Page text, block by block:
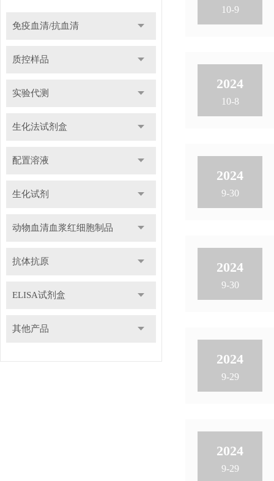
免疫血清/抗血清
质控样品
实验代测
生化法试剂盒
配置溶液
生化试剂
动物血清血浆红细胞制品
抗体抗原
ELISA试剂盒
其他产品
10-9
2024
10-8
2024
9-30
2024
9-30
2024
9-29
2024
9-29